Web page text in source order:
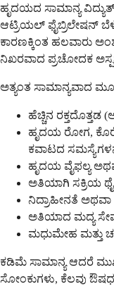
ಹೃದಯದ ಸಾಮಾನ್ಯ
ಆಟ್ರಿಯಲ್ ಫೈಬ್ರಿಲೇಷನ್
ಕಾರಣಕ್ಕಿಂತ ಹಲವಾರು
ನಿಖರವಾದ ಪ್ರಚೋದಕ
ಅತ್ಯಂತ ಸಾಮಾನ್ಯವಾದ
ಹೆಚ್ಚಿನ ರಕ್ತದೊತ್ತಡ
ಹೃದಯ ರೋಗ,
ಕವಾಟದ
ಹೃದಯ ವೈಫಲ್ಯ
ಅತಿಯಾಗಿ ಸಕ್ರಿಯ
ನಿದ್ರಾಹೀನತೆ
ಅತಿಯಾದ ಮದ್ಯ
ಮಧುಮೇಹ ಮತ್ತು
ಕಡಿಮೆ ಸಾಮಾನ್ಯ ಆದರೆ
ಸೋಂಕುಗಳು, ಕೆಲವು